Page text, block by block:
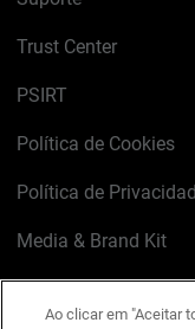
Trust Center
PSIRT
Política de Cookies
Política de
Media & Brand Kit
Ao clicar em "Aceitar